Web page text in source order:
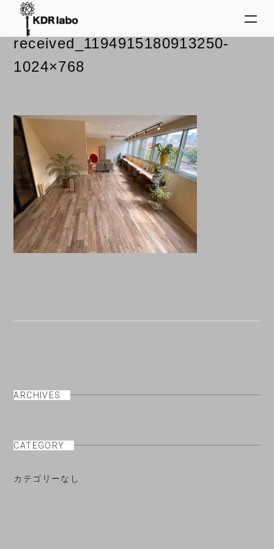
ARCHIVES
CATEGORY
カテゴリーなし
2024.02.29
received_1194915180913250-
1024×768